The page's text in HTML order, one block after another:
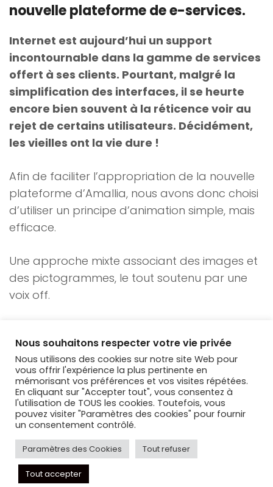
nouvelle plateforme de e-services.
Internet est aujourd’hui un support
incontournable dans la gamme de services
offert à ses clients. Pourtant, malgré la
simplification des interfaces, il se heurte
encore bien souvent à la réticence voir au
rejet de certains utilisateurs. Décidément,
les vieilles ont la vie dure !
Afin de faciliter l’appropriation de la nouvelle
plateforme d’Amallia, nous avons donc choisi
d’utiliser un principe d’animation simple, mais
efficace.
Une approche mixte associant des images et
des pictogrammes, le tout soutenu par une
voix off.
Minibox & Co – Tous droits réservés
Nous souhaitons respecter votre vie privée
Nous utilisons des cookies sur notre site Web pour
vous offrir l'expérience la plus pertinente en
mémorisant vos préférences et vos visites répétées.
En cliquant sur "Accepter tout", vous consentez à
l'utilisation de TOUS les cookies. Toutefois, vous
pouvez visiter "Paramètres des cookies" pour fournir
un consentement contrôlé.
Paramètres des Cookies Tout refuser
Tout accepter